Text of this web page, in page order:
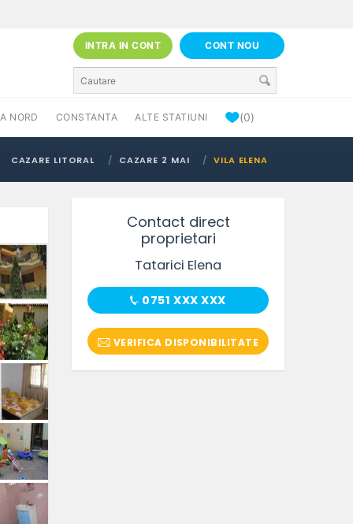
INTRA IN CONT CONT NOU
NORD CONSTANTA ALTE STATIUNI (0)
CAZARE LITORAL CAZARE 2 MAI VILA ELENA
Contact direct
proprietari
Tatarici Elena
0751 XXX XXX
VERIFICA DISPONIBILITATE